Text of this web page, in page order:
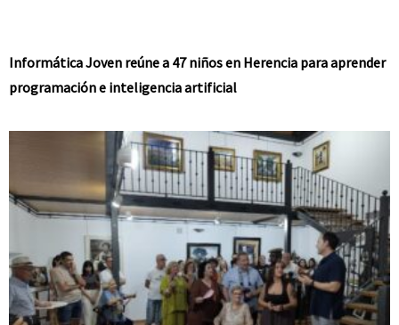
Informática Joven reúne a 47 niños en Herencia para aprender
programación e inteligencia artificial